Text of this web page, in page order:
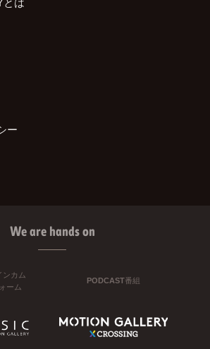
ー
We are hands on
ンカム
ーム
PODCAST番組